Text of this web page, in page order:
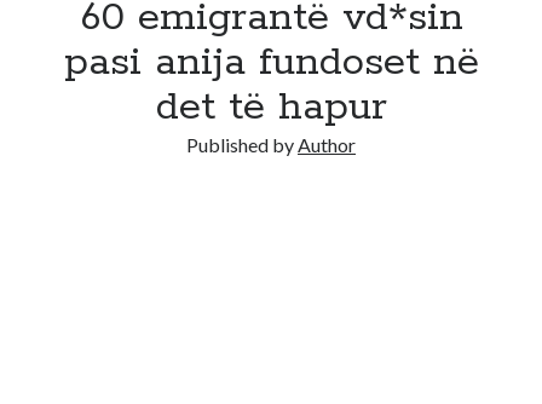
60 emigrantë vd*sin
pasi anija fundoset në
det të hapur
Published byAuthor